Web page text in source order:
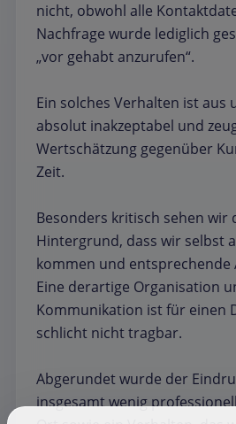
nicht, obwohl alle
Nachfrage wurde lediglich
„vor gehabt anzurufen“.
Ein solches Verhalten ist aus
absolut inakzeptabel und
Wertschätzung gegenüber
Zeit.
Besonders kritisch sehen wir
Hintergrund, dass wir selbst
kommen und entsprechende
Eine derartige Organisation
Kommunikation ist für einen
schlicht nicht tragbar.
Abgerundet wurde der
insgesamt wenig